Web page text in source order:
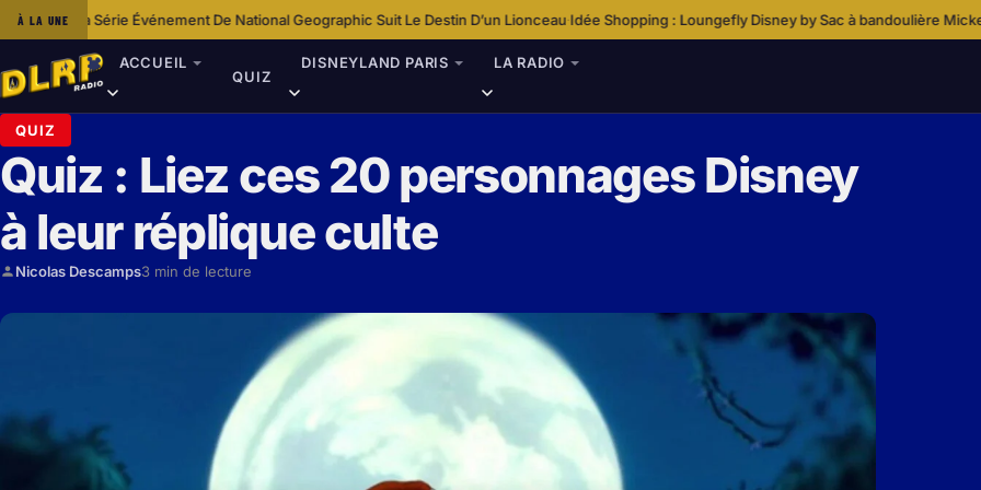
À LA UNEDe National Geographic Suit Le Destin D’un Lionceau·Idée Shopping : Loungefly Disney by Sac à bandoulière Mickey & Friends
ACCUEIL
QUIZ
DISNEYLAND PARIS LA RADIO
QUIZ
Quiz : Liez ces 20 personnages Disney
à leur réplique culte
Nicolas Descamps3 min de lecture